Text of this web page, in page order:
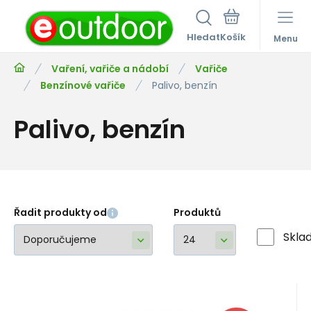
Hledat Menu
Vaření, vařiče a nádobí
Vařiče
Benzínové vařiče
Palivo, benzín
Palivo, benzín
Řadit produkty od Produktů